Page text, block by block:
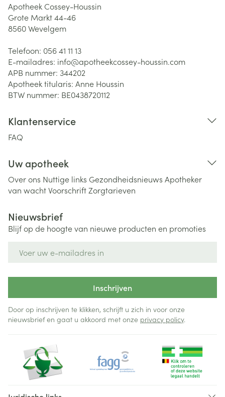
Apotheek Cossey-Houssin
Grote Markt 44-46
8560Wevelgem
Telefoon: 056 41 11 13
E-mailadres: info@apotheekcossey-houssin.com
APB nummer: 344202
Apotheek titularis: Anne Houssin
BTW nummer: BE0438720112
Klantenservice
FAQ
Uw apotheek
Over ons Nuttige links Gezondheidsnieuws Apotheker
van wachtVoorschriftZorgtarieven
Nieuwsbrief
Blijf op de hoogte van nieuwe producten en promoties
Inschrijven
Door op inschrijven te klikken, schrijft u zich in voor onze
nieuwsbrief en gaat u akkoord met onze privacy policy.